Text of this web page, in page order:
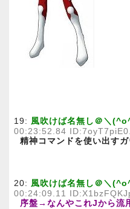
19: 風吹けば名無し＠＼
00:23:52.84
精神コマンドを使い出す
20: 風吹けば名無し＠＼
00:24:09.11
序盤→なんやこれJから流